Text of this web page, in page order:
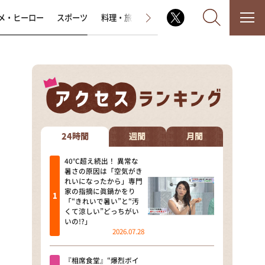
なるみ・岡村の過ぎるTV
相席食堂
これ余談なんですけど・・・
～人生密着トークバラエティ！
～ やすとものいたって真剣です
探偵！ナイトスクープ
news おかえり
・ヒーロー スポーツ 料理・旅 ラジオ番組 その他
24時間 週間 月間
40℃超え続出！ 異常な
暑さの原因は「空気がき
れいになったから」専門
家の指摘に眞鍋かをり
「“きれいで暑い”と“汚
くて涼しい”どっちがい
いの!?」
2026.07.28
『相席食堂』“爆烈ボイ